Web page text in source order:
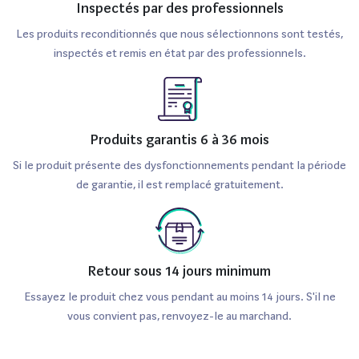
Honor 400 Lite 256Go reconditionné ?
Oui, comme tout smartphone, la batterie du Honor 400
Lite 256Go peut être changée. Il est recommandé de se
tourner vers des professionnels pour une intervention de
Le Honor 400 Lite 256Go
reconditionné est-il à jour avec les
mises à jour de sécurité ?
Les appareils reconditionnés sont souvent remis à jour
avec les dernières versions de sécurité avant d'être mis
en vente, garantissant ainsi une protection optimale
contre les menaces.
Inspectés par des professionnels
Les produits reconditionnés que nous sélectionnons sont testés,
inspectés et remis en état par des professionnels.
Produits garantis 6 à 36 mois
Si le produit présente des dysfonctionnements pendant la période
de garantie, il est remplacé gratuitement.
Retour sous 14 jours minimum
Essayez le produit chez vous pendant au moins 14 jours. S'il ne
vous convient pas, renvoyez-le au marchand.